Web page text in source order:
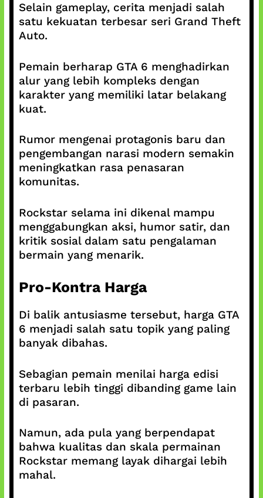
Selain gameplay, cerita menjadi salah
satu kekuatan terbesar seri Grand Theft
Auto.
Pemain berharap GTA 6 menghadirkan
alur yang lebih kompleks dengan
karakter yang memiliki latar belakang
kuat.
Rumor mengenai protagonis baru dan
pengembangan narasi modern semakin
meningkatkan rasa penasaran
komunitas.
Rockstar selama ini dikenal mampu
menggabungkan aksi, humor satir, dan
kritik sosial dalam satu pengalaman
bermain yang menarik.
Pro-Kontra Harga
Di balik antusiasme tersebut, harga GTA
6 menjadi salah satu topik yang paling
banyak dibahas.
Sebagian pemain menilai harga edisi
terbaru lebih tinggi dibanding game lain
di pasaran.
Namun, ada pula yang berpendapat
bahwa kualitas dan skala permainan
Rockstar memang layak dihargai lebih
mahal.